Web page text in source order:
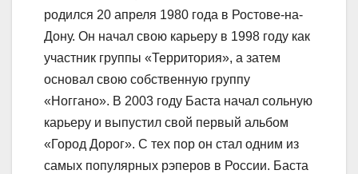
родился 20 апреля 1980 года в Ростове-на-
Дону. Он начал свою карьеру в 1998 году как
участник группы «Территория», а затем
основал свою собственную группу
«Ноггано». В 2003 году Баста начал сольную
карьеру и выпустил свой первый альбом
«Город Дорог». С тех пор он стал одним из
самых популярных рэперов в России. Баста